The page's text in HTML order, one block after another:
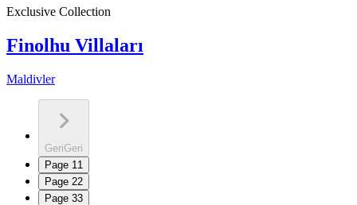
Exclusive Collection
Finolhu Villaları
Maldivler
GeriGeri
Page 1 1
Page 22
Page 33